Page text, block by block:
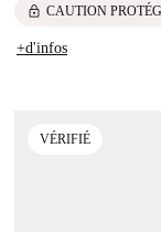
lock CAUTION
+d'infos
VÉRIFIÉ